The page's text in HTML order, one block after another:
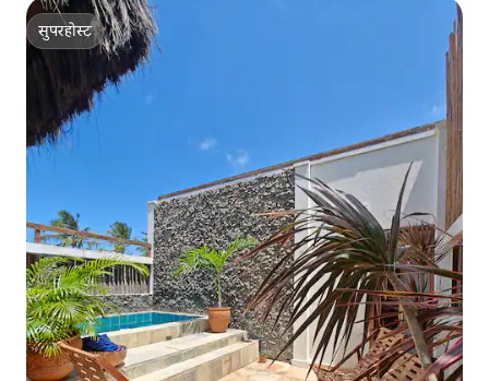
सुपरहोस्ट
सुपरहोस्ट